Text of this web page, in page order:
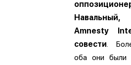
Amnesty
совести .
оба они были